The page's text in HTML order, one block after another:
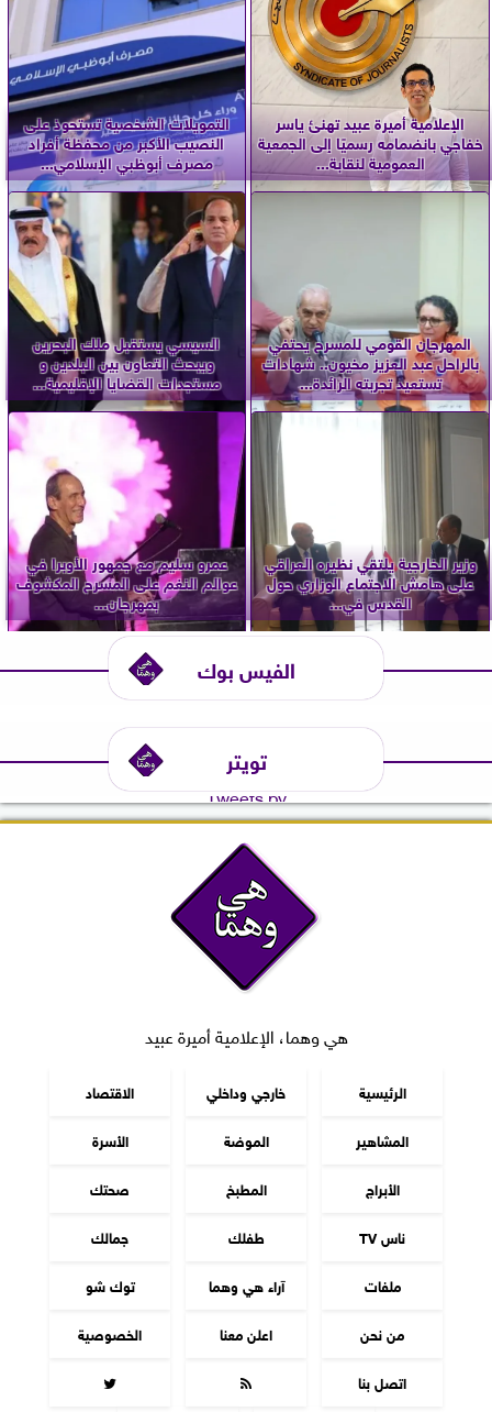
الإعلامية أميرة عبيد تهنئ ياسر
خفاجي بانضمامه رسميًا إلى الجمعية
العمومية لنقابة...
التمويلات الشخصية تستحوذ على
النصيب الأكبر من محفظة أفراد
مصرف أبوظبي الإسلامي...
المهرجان القومي للمسرح يحتفي
بالراحل عبد العزيز مخيون.. شهادات
تستعيد تجربته الرائدة...
السيسي يستقبل ملك البحرين
ويبحث التعاون بين البلدين و
مستجدات القضايا الإقليمية...
وزير الخارجية يلتقي نظيره العراقي
على هامش الاجتماع الوزاري حول
القدس في...
عمرو سليم مع جمهور الأوبرا في
عوالم النغم على المسرح المكشوف
بمهرجان...
الفيس بوك
تويتر
Tweets by
هي وهما، الإعلامية أميرة عبيد
الرئيسية خارجي وداخلي
الاقتصاد
المشاهير
الموضة
الأسرة
الأبراج
المطبخ
صحتك
ناس TV
طفلك
جمالك
ملفات
آراء هي وهما
توك شو
من نحن
اعلن معنا
الخصوصية
اتصل بنا

